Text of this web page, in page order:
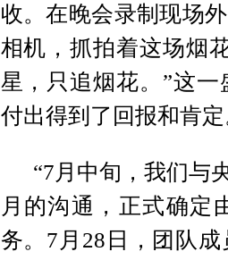
收。在晚会录制现场
相机，抓拍着这场烟
星，只追烟花。”这
付出得到了回报和肯
“7月中旬，我们与
月的沟通，正式确定
务。7月28日，团队